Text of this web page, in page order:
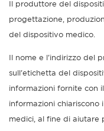
Il produttore del
progettazione,
del dispositivo medico.
Il nome e l'indirizzo del
sull'etichetta del
informazioni fornite con
informazioni
medici, al fine di aiutare